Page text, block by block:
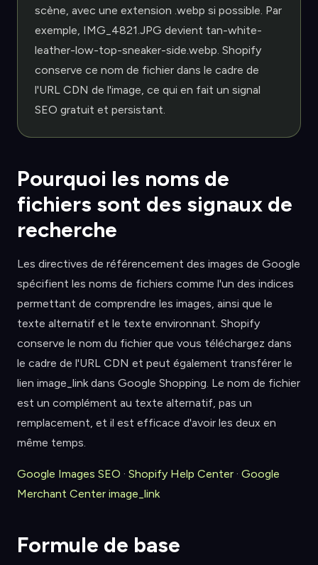
scène, avec une extension .webp si possible. Par
exemple, IMG_4821.JPG devient tan-white-
leather-low-top-sneaker-side.webp. Shopify
conserve ce nom de fichier dans le cadre de
l'URL CDN de l'image, ce qui en fait un signal
SEO gratuit et persistant.
Pourquoi les noms de
fichiers sont des signaux de
recherche
Les directives de référencement des images de Google
spécifient les noms de fichiers comme l'un des indices
permettant de comprendre les images, ainsi que le
texte alternatif et le texte environnant. Shopify
conserve le nom du fichier que vous téléchargez dans
le cadre de l'URL CDN et peut également transférer le
lien image_link dans Google Shopping. Le nom de fichier
est un complément au texte alternatif, pas un
remplacement, et il est efficace d'avoir les deux en
même temps.
Google Images SEO · Shopify Help Center · Google
Merchant Center image_link
Formule de base